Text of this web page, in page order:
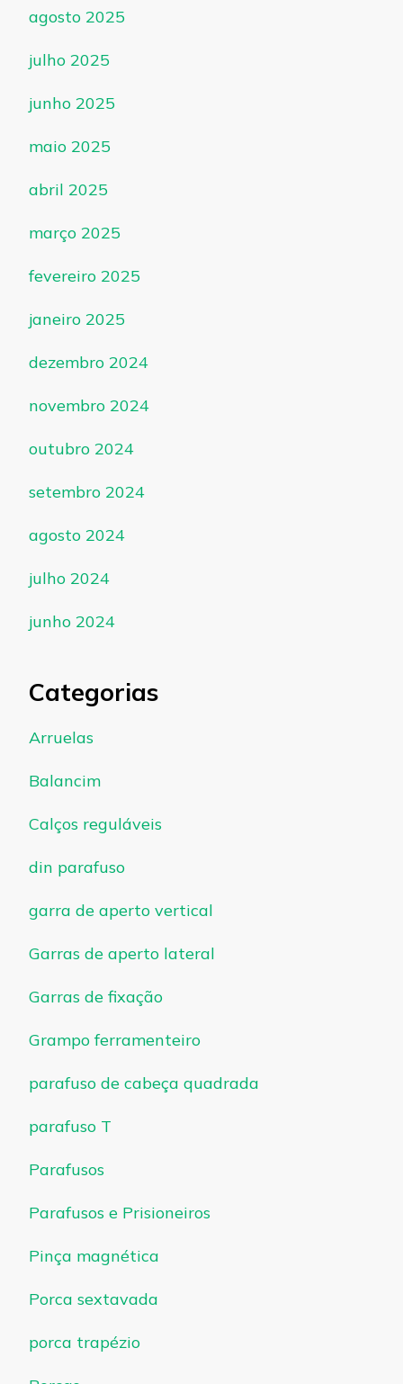
agosto 2025
julho 2025
junho 2025
maio 2025
abril 2025
março 2025
fevereiro 2025
janeiro 2025
dezembro 2024
novembro 2024
outubro 2024
setembro 2024
agosto 2024
julho 2024
junho 2024
Categorias
Arruelas
Balancim
Calços reguláveis
din parafuso
garra de aperto vertical
Garras de aperto lateral
Garras de fixação
Grampo ferramenteiro
parafuso de cabeça quadrada
parafuso T
Parafusos
Parafusos e Prisioneiros
Pinça magnética
Porca sextavada
porca trapézio